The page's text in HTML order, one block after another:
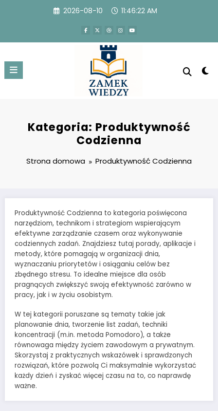
2026-08-10 11:46:23 AM
Kategoria: Produktywność
Codzienna
Strona domowa Produktywność Codzienna
Produktywność Codzienna to kategoria poświęcona
narzędziom, technikom i strategiom wspierającym
efektywne zarządzanie czasem oraz wykonywanie
codziennych zadań. Znajdziesz tutaj porady, aplikacje i
metody, które pomagają w organizacji dnia,
wyznaczaniu priorytetów i osiąganiu celów bez
zbędnego stresu. To idealne miejsce dla osób
pragnących zwiększyć swoją efektywność zarówno w
pracy, jak i w życiu osobistym.
W tej kategorii poruszane są tematy takie jak
planowanie dnia, tworzenie list zadań, techniki
koncentracji (m.in. metoda Pomodoro), a także
równowaga między życiem zawodowym a prywatnym.
Skorzystaj z praktycznych wskazówek i sprawdzonych
rozwiązań, które pozwolą Ci maksymalnie wykorzystać
każdy dzień i zyskać więcej czasu na to, co naprawdę
ważne.